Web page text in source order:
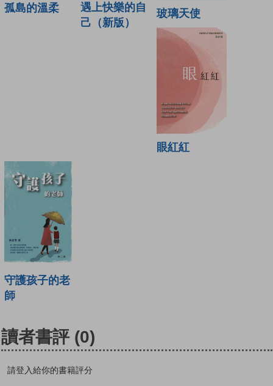
孤島的溫柔
遇上快樂的自
己（新版）
玻璃天使
眼紅紅
守護孩子的老
師
讀者書評 (0)
請登入給你的書籍評分